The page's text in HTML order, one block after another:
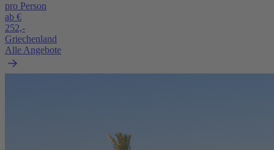
pro Person
ab €
252,-
Griechenland
Alle Angebote